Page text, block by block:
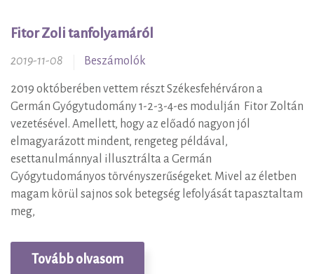
Szemináriumi
beszámolók
Fitor Zoli tanfolyamáról
2019-11-08 Beszámolók
2019 októberében vettem részt Székesfehérváron a
Germán Gyógytudomány 1-2-3-4-es modulján Fitor Zoltán
vezetésével. Amellett, hogy az előadó nagyon jól
elmagyarázott mindent, rengeteg példával,
esettanulmánnyal illusztrálta a Germán
Gyógytudományos törvényszerűségeket. Mivel az életben
magam körül sajnos sok betegség lefolyását tapasztaltam
meg,
Tovább olvasom